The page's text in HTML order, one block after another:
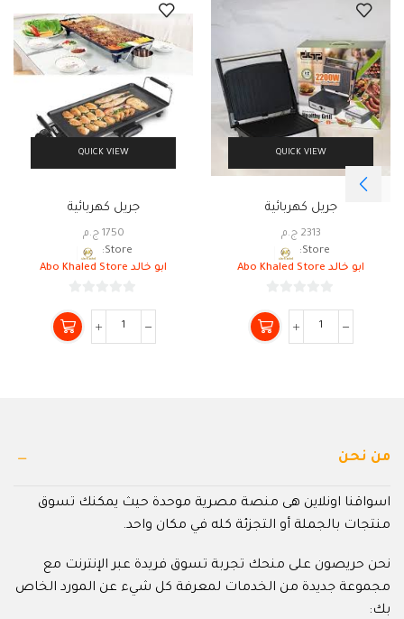
QUICK VIEW
جريل كهربائية
2313 ج.م
Store:
ابو خالد Abo Khaled Store
من
5
QUICK VIEW
جريل كهربائية
1750 ج.م
Store:
ابو خالد Abo Khaled Store
من
5
من نحن
اسواقنا اونلاين هى منصة مصرية موحدة حيث يمكنك تسوق
منتجات بالجملة أو التجزئة كله في مكان واحد.
نحن حريصون على منحك تجربة تسوق فريدة عبر الإنترنت مع
مجموعة جديدة من الخدمات لمعرفة كل شيء عن المورد الخاص
بك: